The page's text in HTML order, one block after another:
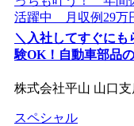
＼入社してすぐに
験OK！自動車部品
株式会社平山 山口
スペシャル